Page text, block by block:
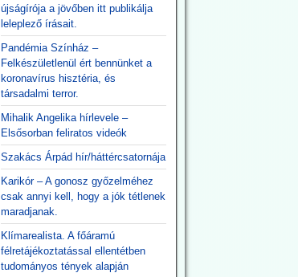
újságírója a jövőben itt publikálja
leleplező írásait.
Pandémia Színház –
Felkészületlenül ért bennünket a
koronavírus hisztéria, és
társadalmi terror.
Mihalik Angelika hírlevele –
Elsősorban feliratos videók
Szakács Árpád hír/háttércsatornája
Karikór – A gonosz győzelméhez
csak annyi kell, hogy a jók tétlenek
maradjanak.
Klímarealista. A főáramú
félretájékoztatással ellentétben
tudományos tények alapján